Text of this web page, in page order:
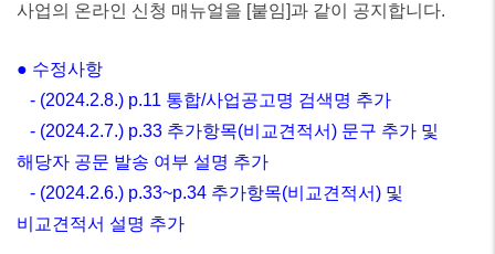
사업의 온라인 신청 매뉴얼을 [붙임]과 같이 공지합니다.
● 수정사항
- (2024.2.8.) p.11 통합/사업공고명 검색명 추가
- (2024.2.7.) p.33 추가항목(비교견적서) 문구 추가 및
해당자 공문 발송 여부 설명 추가
- (2024.2.6.) p.33~p.34 추가항목(비교견적서) 및
비교견적서 설명 추가